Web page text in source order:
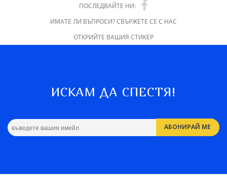
ПОСЛЕДВАЙТЕ НИ:
ИМАТЕ ЛИ ВЪПРОСИ? СВЪРЖЕТЕ СЕ С НАС
ОТКРИЙТЕ ВАШИЯ СТИКЕР
ИСКАМ ДА СПЕСТЯ!